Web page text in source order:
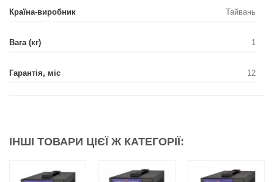
Країна-виробник Тайвань
Вага (кг) 1
Гарантія, міс 12
ІНШІ ТОВАРИ ЦІЄЇ Ж КАТЕГОРІЇ: